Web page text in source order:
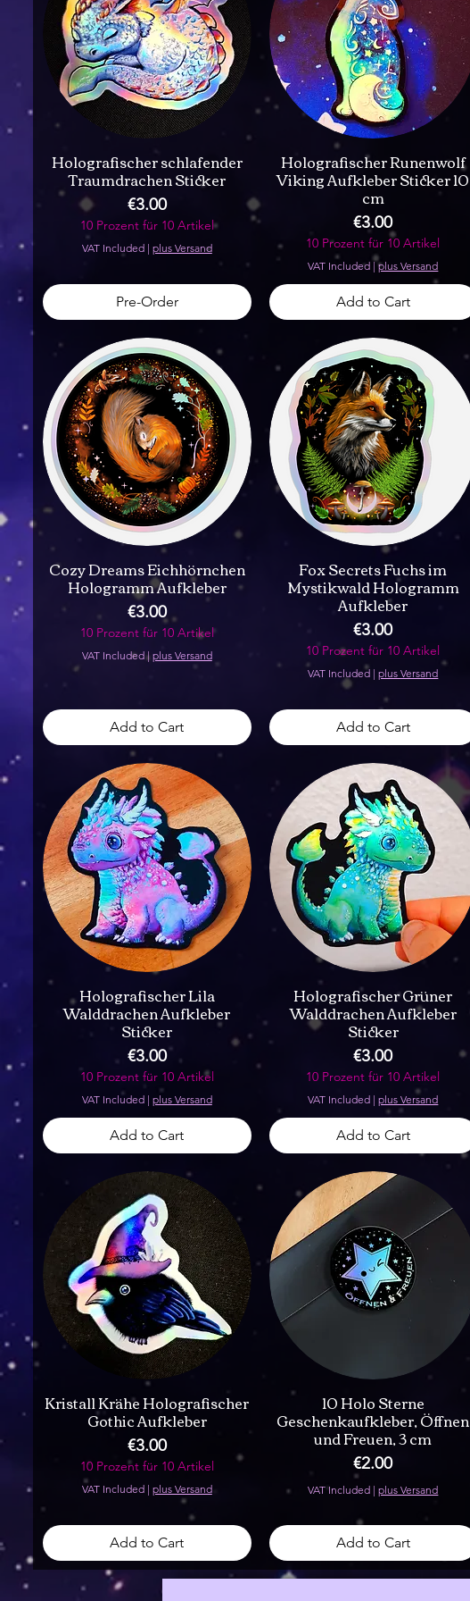
Holografischer schlafender
Traumdrachen Sticker
Price
€3.00
10 Prozent für 10 Artikel
VAT Included| plus Versand
Pre-Order
Holografischer Runenwolf
Viking Aufkleber Sticker 10
cm
Price
€3.00
10 Prozent für 10 Artikel
VAT Included |plus Versand
Add to Cart
Cozy Dreams Eichhörnchen
Hologramm Aufkleber
Price
€3.00
10 Prozent für 10 Artikel
VAT Included| plus Versand
Add to Cart
Fox Secrets Fuchs im
Mystikwald Hologramm
Aufkleber
Price
€3.00
10 Prozent für 10 Artikel
VAT Included |plus Versand
Add to Cart
Holografischer Lila
Walddrachen Aufkleber
Sticker
Price
€3.00
10 Prozent für 10 Artikel
VAT Included| plus Versand
Add to Cart
Holografischer Grüner
Walddrachen Aufkleber
Sticker
Price
€3.00
10 Prozent für 10 Artikel
VAT Included |plus Versand
Add to Cart
Kristall Krähe Holografischer
Gothic Aufkleber
Price
€3.00
10 Prozent für 10 Artikel
VAT Included| plus Versand
Add to Cart
10 Holo Sterne
Geschenkaufkleber, Öffnen
und Freuen, 3 cm
Price
€2.00
VAT Included |plus Versand
Add to Cart